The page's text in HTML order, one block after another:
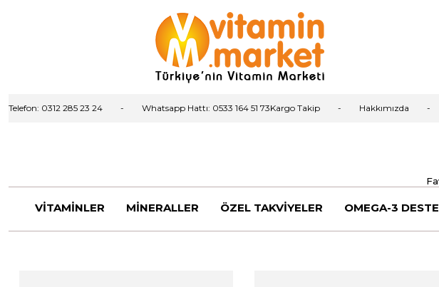
Telefon: 0312 285 23 24 Whatsapp Hattı: 0533 164 51 73Kargo Takip Hakkımızda
VİTAMİNLER MİNERALLER ÖZEL TAKVİYELER OMEGA-3